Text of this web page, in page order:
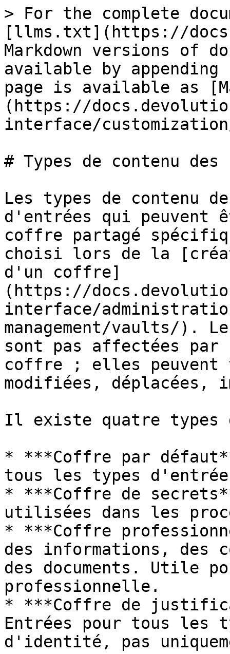
> For the complete
[llms.txt](https://
Markdown versions of
available by
page is available as
(https://
interface/
# Types de contenu
Les types de contenu
d'entrées qui peuvent
coffre partagé
choisi lors de la
d'un coffre]
(https://
interface/
management/vaults/).
sont pas affectées par
coffre ; elles
modifiées, déplacées,
Il existe quatre types
* ***Coffre par
tous les types
* ***Coffre de
utilisées dans les
* ***Coffre
des informations, des
des documents. Utile
professionnelle.
* ***Coffre de
Entrées pour tous
d'identité, pas